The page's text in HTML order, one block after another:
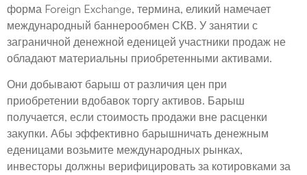
форма Foreign Exchange, термина, еликий намечает
международный баннерообмен СКВ. У занятии с
заграничной денежной еденицей участники продаж не
обладают материальны приобретенными активами.
Они добывают барыш от различия цен при
приобретении вдобавок торгу активов. Барыш
получается, если стоимость продажи вне расценки
закупки. Абы эффективно барышничать денежным
еденицами возьмите международных рынках,
инвесторы должны верифицировать за котировками за